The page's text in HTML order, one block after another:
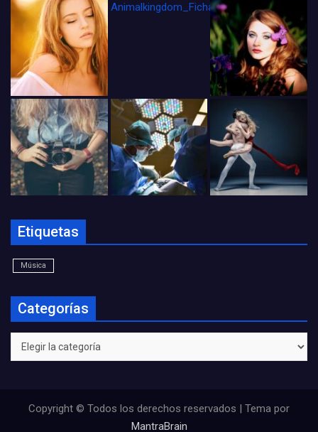
Animalkingdom_FichaCine
Etiquetas
Música
Categorías
Categorías
Copyright © Todos los derechos reservados | Tema por
MantraBrain